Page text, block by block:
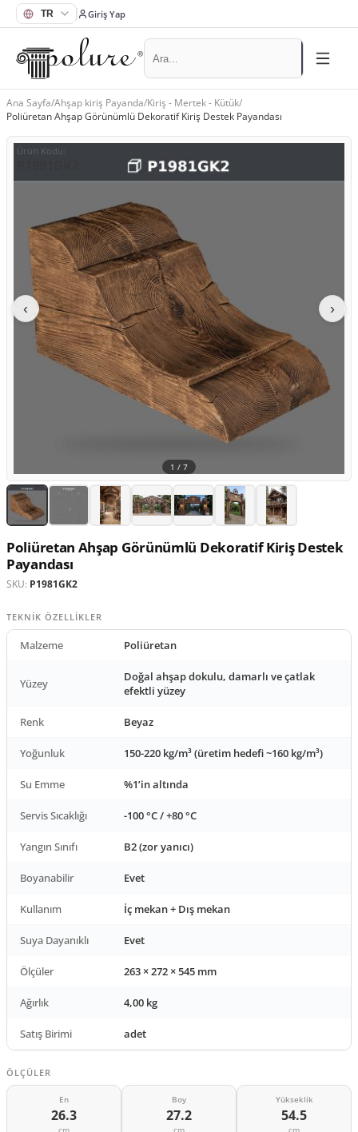
Giriş Yap
Ana Sayfa/Ahşap kiriş Payanda/Kiriş - Mertek - Kütük/
Poliüretan Ahşap Görünümlü Dekoratif Kiriş Destek Payandası
Ürün Kodu:
‹ ›
1 / 7
Poliüretan Ahşap Görünümlü Dekoratif Kiriş Destek
Payandası
SKU: P1981GK2
TEKNIK ÖZELLIKLER
Malzeme Poliüretan
Yüzey
Doğal ahşap dokulu, damarlı ve çatlak
efektli yüzey
Renk Beyaz
Yoğunluk 150-220 kg/m³ (üretim hedefi ~160 kg/m³)
Su Emme %1’in altında
Servis Sıcaklığı -100 °C / +80 °C
Yangın Sınıfı B2 (zor yanıcı)
Boyanabilir Evet
Kullanım İç mekan + Dış mekan
Suya Dayanıklı Evet
Ölçüler 263 × 272 × 545 mm
Ağırlık 4,00 kg
Satış Birimi adet
ÖLÇÜLER
En
26.3
cm
Boy
27.2
cm
Yükseklik
54.5
cm